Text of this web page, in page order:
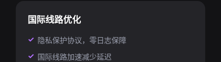
国际线路优化
隐私保护协议，零日志保障
国际线路加速减少延迟